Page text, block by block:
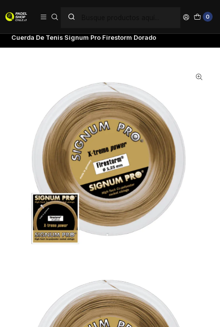
0
Cuerda De Tenis Signum Pro Firestorm Dorado